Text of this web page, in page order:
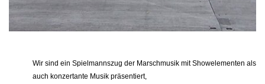
Wir sind ein Spielmannszug der Marschmusik mit Showelementen als
auch konzertante Musik präsentiert,